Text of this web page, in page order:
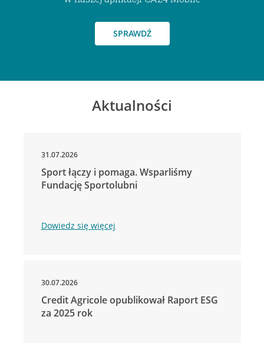
SPRAWDŹ
Aktualności
31.07.2026
Sport łączy i pomaga. Wsparliśmy
Fundację Sportolubni
Dowiedz się więcej
30.07.2026
Credit Agricole opublikował Raport ESG
za 2025 rok